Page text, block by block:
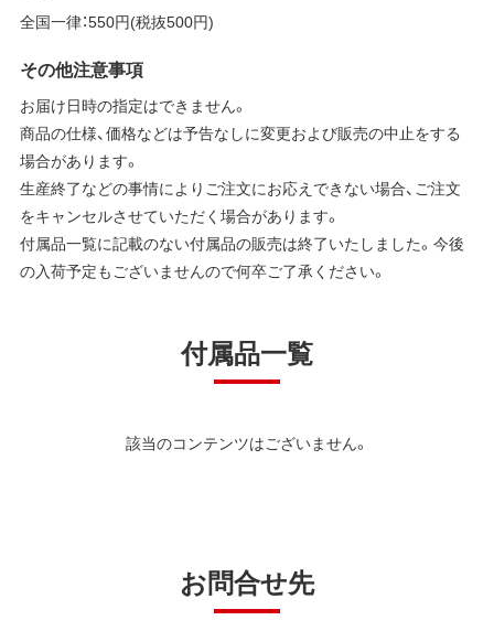
全国一律：550円(税抜500円)
その他注意事項
お届け日時の指定はできません。
商品の仕様、価格などは予告なしに変更および販売の中止をする
場合があります。
生産終了などの事情によりご注文にお応えできない場合、ご注文
をキャンセルさせていただく場合があります。
付属品一覧に記載のない付属品の販売は終了いたしました。今後
の入荷予定もございませんので何卒ご了承ください。
付属品一覧
該当のコンテンツはございません。
お問合せ先